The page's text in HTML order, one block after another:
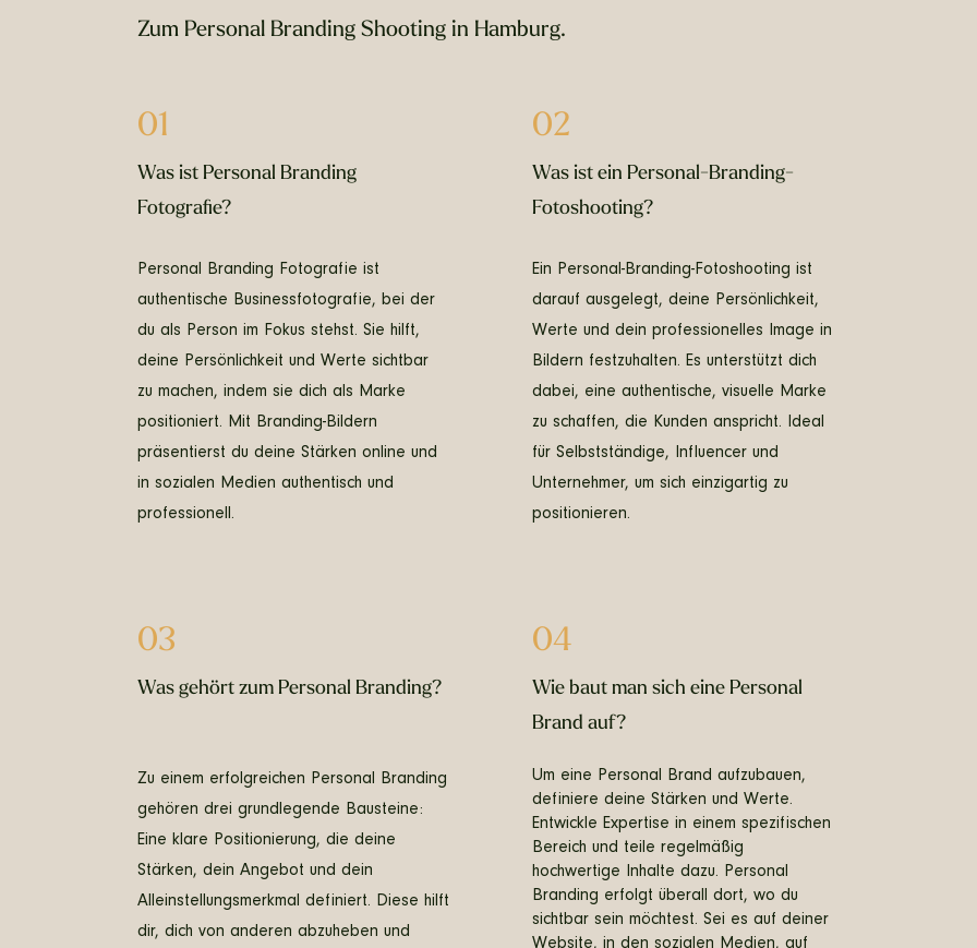
Zum Personal Branding Shooting in Hamburg.
01
Was ist Personal Branding
Fotografie?
Personal Branding Fotografie ist
authentische Businessfotografie, bei der
du als Person im Fokus stehst. Sie hilft,
deine Persönlichkeit und Werte sichtbar
zu machen, indem sie dich als Marke
positioniert. Mit Branding-Bildern
präsentierst du deine Stärken online und
in sozialen Medien authentisch und
professionell.
03
Was gehört zum Personal Branding?
Zu einem erfolgreichen Personal Branding
gehören drei grundlegende Bausteine:
Eine klare Positionierung, die deine
Stärken, dein Angebot und dein
Alleinstellungsmerkmal definiert. Diese hilft
dir, dich von anderen abzuheben und
02
Was ist ein Personal-Branding-
Fotoshooting?
Ein Personal-Branding-Fotoshooting ist
darauf ausgelegt, deine Persönlichkeit,
Werte und dein professionelles Image in
Bildern festzuhalten. Es unterstützt dich
dabei, eine authentische, visuelle Marke
zu schaffen, die Kunden anspricht. Ideal
für Selbstständige, Influencer und
Unternehmer, um sich einzigartig zu
positionieren.
04
Wie baut man sich eine Personal
Brand auf?
Um eine Personal Brand aufzubauen,
definiere deine Stärken und Werte.
Entwickle Expertise in einem spezifischen
Bereich und teile regelmäßig
hochwertige Inhalte dazu. Personal
Branding erfolgt überall dort, wo du
sichtbar sein möchtest. Sei es auf deiner